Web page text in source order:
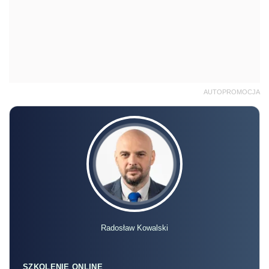
AUTOPROMOCJA
Radosław Kowalski
SZKOLENIE ONLINE